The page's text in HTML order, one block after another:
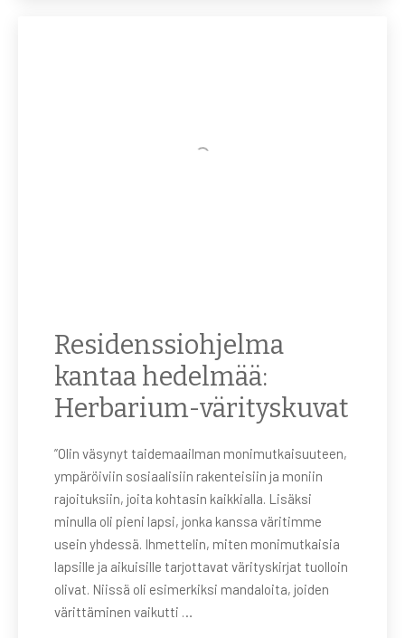
Residenssiohjelma
kantaa hedelmää:
Herbarium-värityskuvat
”Olin väsynyt taidemaailman monimutkaisuuteen,
ympäröiviin sosiaalisiin rakenteisiin ja moniin
rajoituksiin, joita kohtasin kaikkialla. Lisäksi
minulla oli pieni lapsi, jonka kanssa väritimme
usein yhdessä. Ihmettelin, miten monimutkaisia
lapsille ja aikuisille tarjottavat värityskirjat tuolloin
olivat. Niissä oli esimerkiksi mandaloita, joiden
värittäminen vaikutti …